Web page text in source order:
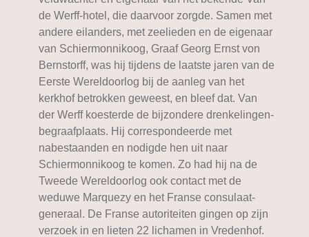
de Werff-hotel, die daarvoor zorgde. Samen met
andere eilanders, met zeelieden en de eigenaar
van Schiermonnikoog, Graaf Georg Ernst von
Bernstorff, was hij tijdens de laatste jaren van de
Eerste Wereldoorlog bij de aanleg van het
kerkhof betrokken geweest, en bleef dat. Van
der Werff koesterde de bijzondere drenkelingen-
begraafplaats. Hij correspondeerde met
nabestaanden en nodigde hen uit naar
Schiermonnikoog te komen. Zo had hij na de
Tweede Wereldoorlog ook contact met de
weduwe Marquezy en het Franse consulaat-
generaal. De Franse autoriteiten gingen op zijn
verzoek in en lieten 22 lichamen in Vredenhof.